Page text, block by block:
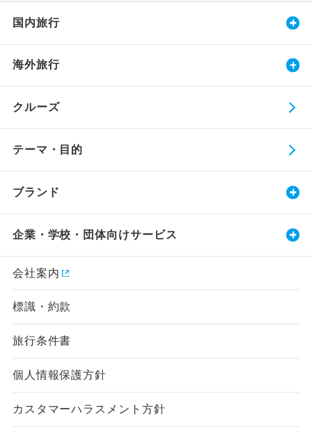
国内旅行
海外旅行
クルーズ
テーマ・目的
ブランド
企業・学校・団体向けサービス
会社案内
標識・約款
旅行条件書
個人情報保護方針
カスタマーハラスメント方針